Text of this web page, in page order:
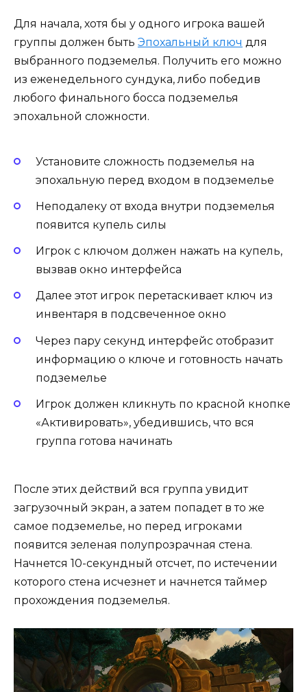
Для начала, хотя бы у одного игрока вашей
группы должен быть Эпохальный ключ для
выбранного подземелья. Получить его можно
из еженедельного сундука, либо победив
любого финального босса подземелья
эпохальной сложности.
Установите сложность подземелья на
эпохальную перед входом в подземелье
Неподалеку от входа внутри подземелья
появится купель силы
Игрок с ключом должен нажать на купель,
вызвав окно интерфейса
Далее этот игрок перетаскивает ключ из
инвентаря в подсвеченное окно
Через пару секунд интерфейс отобразит
информацию о ключе и готовность начать
подземелье
Игрок должен кликнуть по красной кнопке
«Активировать», убедившись, что вся
группа готова начинать
После этих действий вся группа увидит
загрузочный экран, а затем попадет в то же
самое подземелье, но перед игроками
появится зеленая полупрозрачная стена.
Начнется 10-секундный отсчет, по истечении
которого стена исчезнет и начнется таймер
прохождения подземелья.